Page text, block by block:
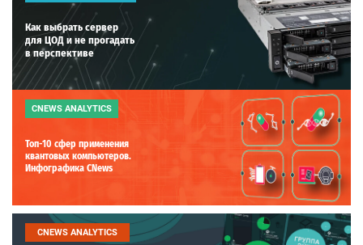
Как выбрать сервер
для ЦОД и не прогадать
в перспективе
CNEWS ANALYTICS
Топ-10 сфер применения
квантовых компьютеров.
Инфографика CNews
CNEWS ANALYTICS